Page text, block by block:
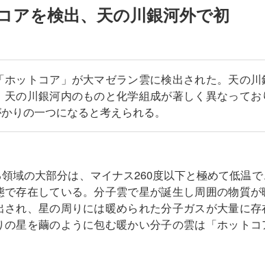
アを検出、天の川銀河外で初
ットコア」が大マゼラン雲に検出された。天の
の川銀河内のものと化学組成が著しく異なって
りの一つになると考えられる。
域の大部分は、マイナス260度以下と極めて低温で
存在している。分子雲で星が誕生し周囲の物質
れ、星の周りには暖められた分子ガスが大量に
星を繭のように包む暖かい分子の雲は「ホットコ